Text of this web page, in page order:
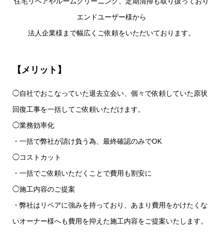
エンドユーザー様から
法人企業様まで幅広くご依頼をいただいております。
【メリット】
◯自社でおこなっていた退去立会い、個々で依頼していた原状
回復工事を一括してご依頼いただけます。
◯業務効率化
・一括で弊社が請け負う為、最終確認のみでOK
◯コストカット
・一括でご依頼いただくことで費用も割安に
◯施工内容のご提案
・弊社はリペアに強みを持っており、あまり費用をかけたくな
いオーナー様へも費用を抑えた施工内容をご提案いたします。